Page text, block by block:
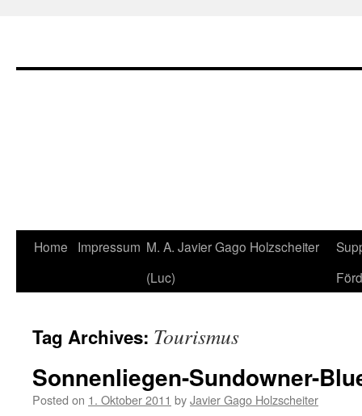
Skip
Home Impressum M. A. Javier Gago Holzscheiter
(Luc)
Tag Archives: Tourismus
Sonnenliegen-Sundowner-
Posted on 1. Oktober 2011 byJavier Gago Holzscheiter